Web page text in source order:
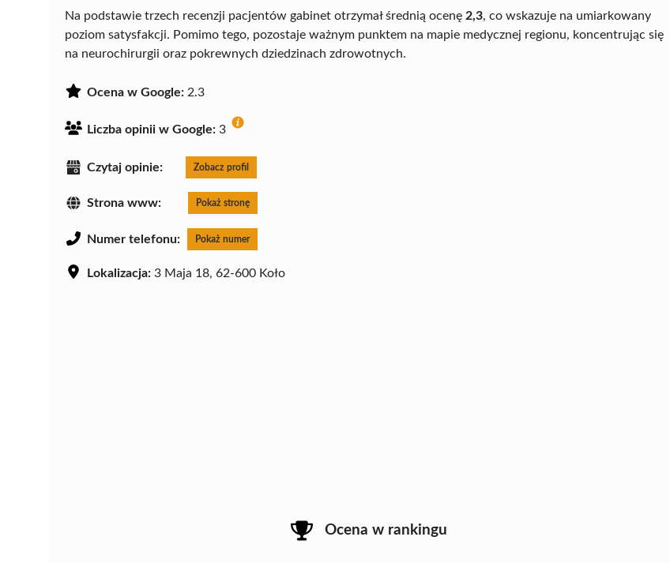
Na podstawie trzech recenzji pacjentów gabinet otrzymał średnią ocenę 2,3, co wskazuje na umiarkowany
poziom satysfakcji. Pomimo tego, pozostaje ważnym punktem na mapie medycznej regionu, koncentrując się
na neurochirurgii oraz pokrewnych dziedzinach zdrowotnych.
Ocena w Google: 2.3
Liczba opinii w Google: 3
Czytaj opinie: Zobacz profil
Strona www: Pokaż stronę
Numer telefonu: Pokaż numer
Lokalizacja: 3 Maja 18, 62-600 Koło
Ocena w rankingu